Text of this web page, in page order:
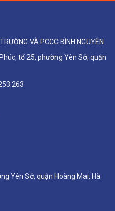
VÀ PCCC BÌNH NGUYÊN
tổ 25, phường Yên Sở, quận
Yên Sở, quận Hoàng Mai, Hà